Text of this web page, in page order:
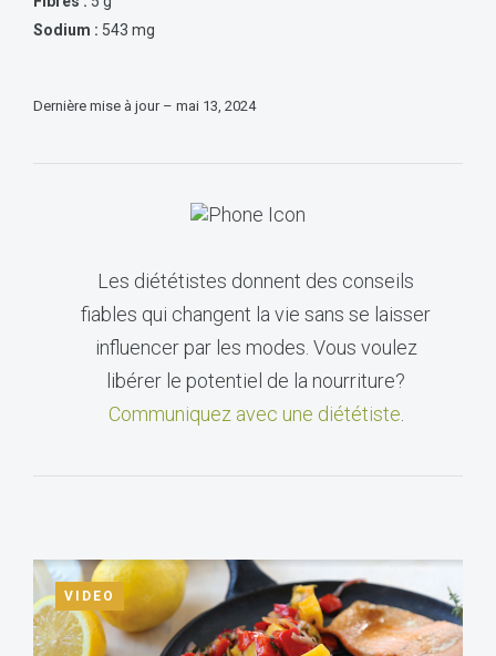
Sodium : 543 mg
Dernière mise à jour – mai 13, 2024
Les diététistes donnent des conseils
fiables qui changent la vie sans se laisser
influencer par les modes. Vous voulez
libérer le potentiel de la nourriture?
Communiquez avec une diététiste.
VIDEO